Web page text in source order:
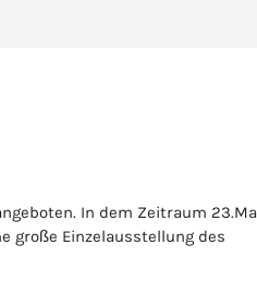
In dem Zeitraum
große Einzelausstellung des